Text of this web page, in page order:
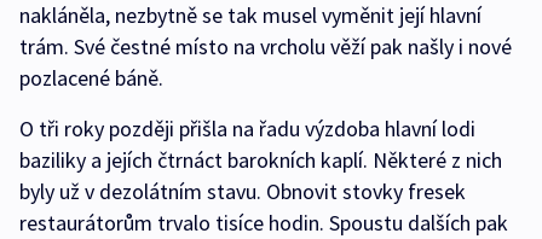
nakláněla, nezbytně se tak musel vyměnit její hlavní
trám. Své čestné místo na vrcholu věží pak našly i nové
pozlacené báně.
O tři roky později přišla na řadu výzdoba hlavní lodi
baziliky a jejích čtrnáct barokních kaplí. Některé z nich
byly už v dezolátním stavu. Obnovit stovky fresek
restaurátorům trvalo tisíce hodin. Spoustu dalších pak